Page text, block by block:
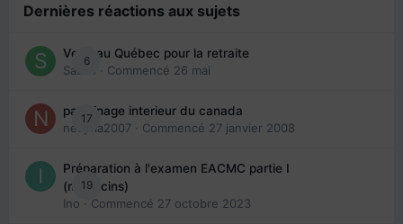
Dernières réactions aux sujets
6
Venir au Québec pour la retraite
Sab74
· Commencé 26 mai
17
parrainage interieur du canada
nedjma2007 · Commencé 27 janvier 2008
19
Préparation à l'examen EACMC partie I
(médecins)
Ino · Commencé 27 octobre 2023